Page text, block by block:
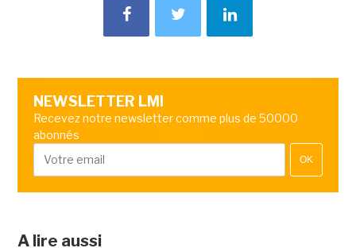
NEWSLETTER LMI
Recevez notre newsletter comme plus de 50000
abonnés
OK
A lire aussi